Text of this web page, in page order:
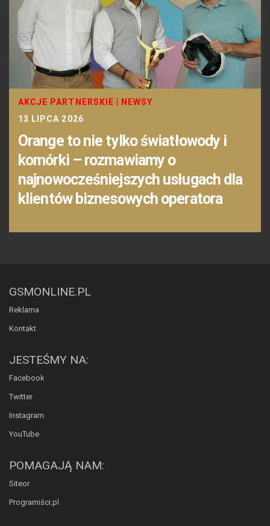
AKCJE PARTNERSKIE
NEWSY
13 LIPCA 2026
Orange to nie tylko światłowody i
komórki – rozmawiamy o
najnowocześniejszych usługach dla
klientów biznesowych operatora
GSMONLINE.PL
Reklama
Kontakt
JESTEŚMY NA:
Facebook
Twitter
Instagram
YouTube
POMAGAJĄ NAM:
Siteor
Programiści.pl